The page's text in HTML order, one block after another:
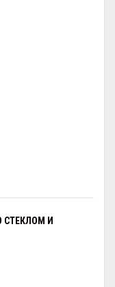
СТЕКЛОМ И